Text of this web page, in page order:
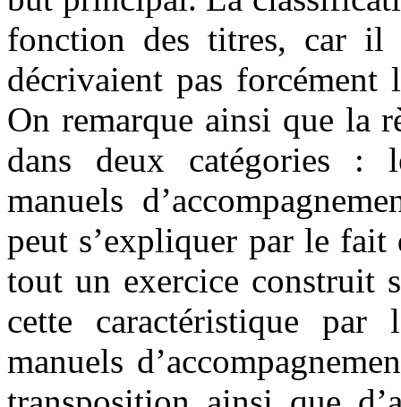
fonction des titres, car il
décrivaient pas forcément
On remarque ainsi que la
dans deux catégories :
manuels
peut s’expliquer par le fait
tout un exercice construit
cette caractéristique par
manuels